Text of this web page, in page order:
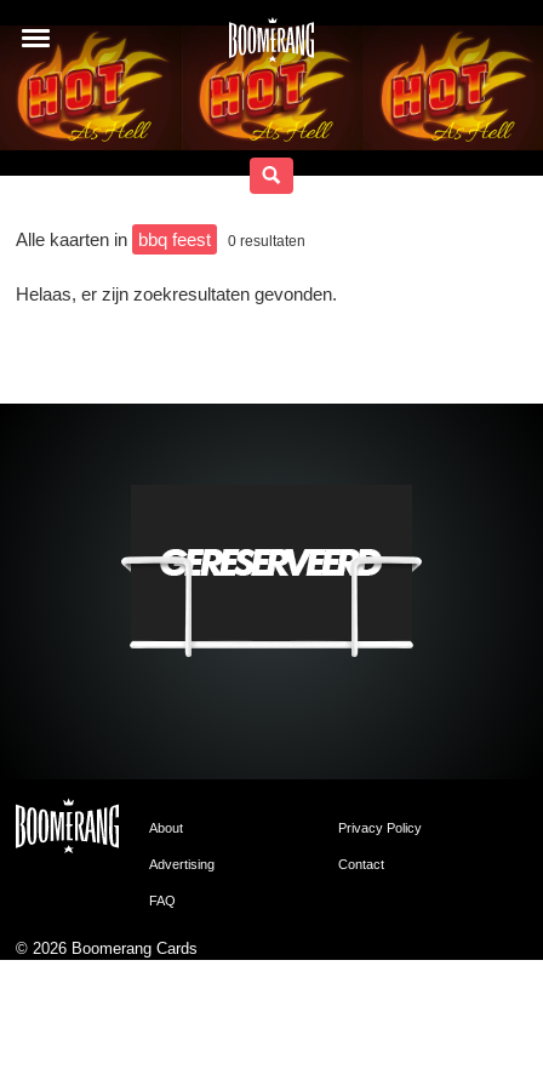
Alle kaarten in bbq feest 0 resultaten
Helaas, er zijn zoekresultaten gevonden.
About Privacy Policy
Advertising Contact
FAQ
© 2026 Boomerang Cards